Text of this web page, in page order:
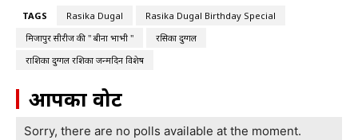
TAGS Rasika Dugal
Rasika Dugal Birthday Special
मिर्जापुर सीरीज की " बीना भाभी "
रसिका दुग्गल
राशिका दुग्गल रशिका जन्मदिन विशेष
आपका वोट
Sorry, there are no polls available at the moment.